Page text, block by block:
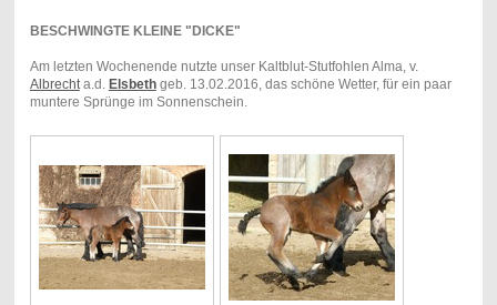
BESCHWINGTE KLEINE "DICKE"
Am letzten Wochenende nutzte unser Kaltblut-Stutfohlen Alma, v.
Albrechta.d. Elsbethgeb. 13.02.2016, das schöne Wetter, für ein paar
muntere Sprünge im Sonnenschein.